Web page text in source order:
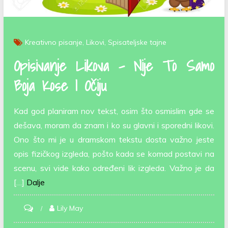
Kreativno pisanje Likovi Spisateljske tajne
Opisivanje Likova – Nije To Samo
Boja Kose I Očiju
Kad god planiram nov tekst, osim što osmislim gde se
dešava, moram da znam i ko su glavni i sporedni likovi.
Ono što mi je u dramskom tekstu dosta važno jeste
opis fizičkog izgleda, pošto kada se komad postavi na
scenu, svi vide kako određeni lik izgleda. Važno je da
[…] Dalje
on
Opisivanje
Lily May